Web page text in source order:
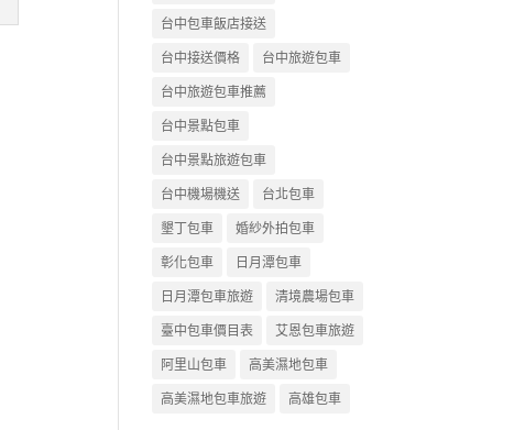
台中包車飯店接送
台中接送價格
台中旅遊包車
台中旅遊包車推薦
台中景點包車
台中景點旅遊包車
台中機場機送
台北包車
墾丁包車
婚紗外拍包車
彰化包車
日月潭包車
日月潭包車旅遊
清境農場包車
臺中包車價目表
艾恩包車旅遊
阿里山包車
高美濕地包車
高美濕地包車旅遊
高雄包車